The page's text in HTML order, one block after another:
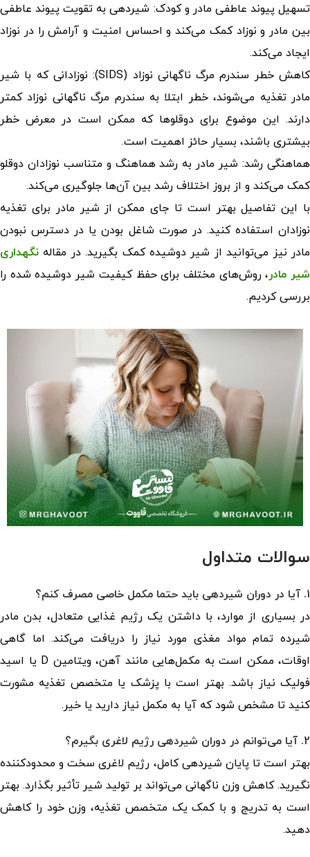
تسهیل پیوند عاطفی مادر و کودک: شیردهی به تقویت پیوند عاطفی
بین مادر و نوزاد کمک می‌کند و احساس امنیت و آرامش را در نوزاد
ایجاد می‌کند.
کاهش خطر سندرم مرگ ناگهانی نوزاد (SIDS): نوزادانی که با شیر
مادر تغذیه می‌شوند، خطر ابتلا به سندرم مرگ ناگهانی نوزاد کمتر
دارند. این موضوع برای دوقلوها که ممکن است در معرض خطر
بیشتری باشند، بسیار حائز اهمیت است.
هماهنگی رشد: شیر مادر به رشد هماهنگ و متناسب نوزادان دوقلو
کمک می‌کند و از بروز اختلاف رشد بین آن‌ها جلوگیری می‌کند.
با این تفاصیل بهتر است تا جای ممکن از شیر مادر برای تغذیه
نوزادان استفاده کنید. در صورت شاغل بودن یا در دسترس نبودن
مادر نیز می‌توانید از شیر دوشیده کمک بگیرید. در مقاله نگهداری
شیر مادر، روش‌های مختلف برای حفظ کیفیت شیر دوشیده شده را
بررسی کردیم.
سوالات متداول
1. آیا در دوران شیردهی باید حتما مکمل خاصی مصرف کنم؟
در بسیاری از موارد، با داشتن یک رژیم غذایی متعادل، بدن مادر
شیرده تمام مواد مغذی مورد نیاز را دریافت می‌کند. اما گاهی
اوقات، ممکن است به مکمل‌هایی مانند آهن، ویتامین D یا اسید
فولیک نیاز باشد. بهتر است با پزشک یا متخصص تغذیه مشورت
کنید تا مشخص شود که آیا به مکمل نیاز دارید یا خیر.
2. آیا می‌توانم در دوران شیردهی رژیم لاغری بگیرم؟
بهتر است تا پایان شیردهی کامل، رژیم لاغری سخت و محدودکننده
نگیرید. کاهش وزن ناگهانی می‌تواند بر تولید شیر تأثیر بگذارد. بهتر
است به تدریج و با کمک یک متخصص تغذیه، وزن خود را کاهش
دهید.